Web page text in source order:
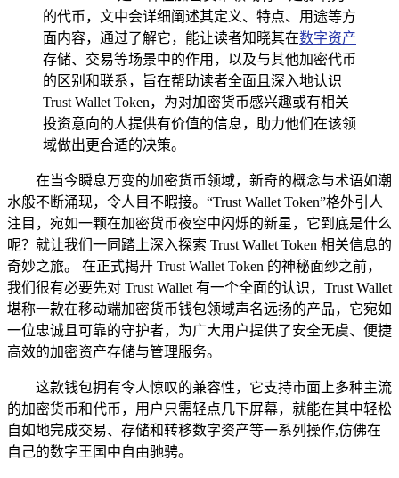
的代币，文中会详细阐述其定义、特点、用途等方
面内容，通过了解它，能让读者知晓其在数字资产
存储、交易等场景中的作用，以及与其他加密代币
的区别和联系，旨在帮助读者全面且深入地认识
Trust Wallet Token，为对加密货币感兴趣或有相关
投资意向的人提供有价值的信息，助力他们在该领
域做出更合适的决策。
在当今瞬息万变的加密货币领域，新奇的概念与术语如潮
水般不断涌现，令人目不暇接。“Trust Wallet Token”格外引人
注目，宛如一颗在加密货币夜空中闪烁的新星，它到底是什么
呢？就让我们一同踏上深入探索 Trust Wallet Token 相关信息的
奇妙之旅。 在正式揭开 Trust Wallet Token 的神秘面纱之前，
我们很有必要先对 Trust Wallet 有一个全面的认识，Trust Wallet
堪称一款在移动端加密货币钱包领域声名远扬的产品，它宛如
一位忠诚且可靠的守护者，为广大用户提供了安全无虞、便捷
高效的加密资产存储与管理服务。
这款钱包拥有令人惊叹的兼容性，它支持市面上多种主流
的加密货币和代币，用户只需轻点几下屏幕，就能在其中轻松
自如地完成交易、存储和转移数字资产等一系列操作,仿佛在
自己的数字王国中自由驰骋。